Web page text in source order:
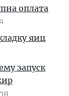
оплата
яиц
запуск